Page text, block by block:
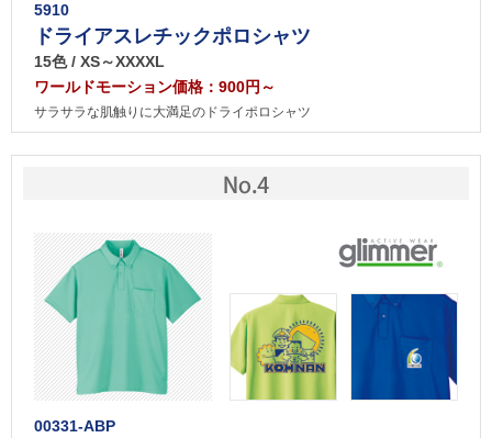
5910
ドライアスレチックポロシャツ
15色 / XS～XXXXL
ワールドモーション価格：900円～
サラサラな肌触りに大満足のドライポロシャツ
00331-ABP